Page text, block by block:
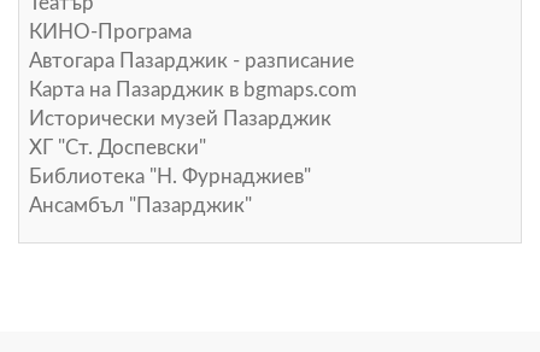
КИНО-Програма
Автогара Пазарджик - разписание
Карта на Пазарджик в bgmaps.com
Исторически музей Пазарджик
ХГ "Ст. Доспевски"
Библиотека "Н. Фурнаджиев"
Ансамбъл "Пазарджик"